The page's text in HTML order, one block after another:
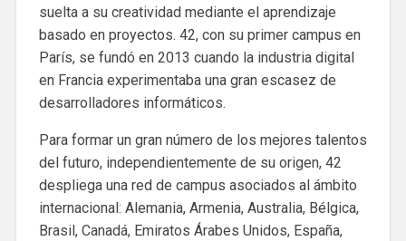
suelta a su creatividad mediante el aprendizaje
basado en proyectos. 42, con su primer campus en
París, se fundó en 2013 cuando la industria digital
en Francia experimentaba una gran escasez de
desarrolladores informáticos.
Para formar un gran número de los mejores talentos
del futuro, independientemente de su origen, 42
despliega una red de campus asociados al ámbito
internacional: Alemania, Armenia, Australia, Bélgica,
Brasil, Canadá, Emiratos Árabes Unidos, España,